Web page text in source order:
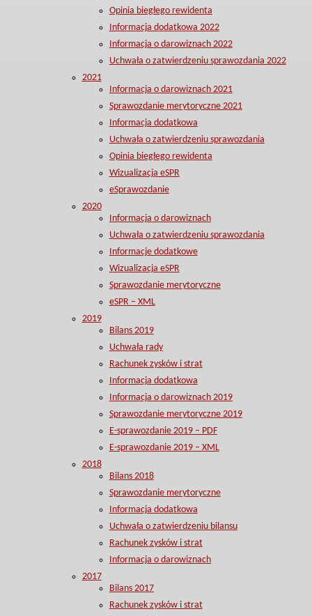
Opinia biegłego rewidenta
Informacja dodatkowa 2022
Informacja o darowiznach 2022
Uchwała o zatwierdzeniu sprawozdania 2022
2021
Informacja o darowiznach 2021
Sprawozdanie merytoryczne 2021
Informacja dodatkowa
Uchwała o zatwierdzeniu sprawozdania
Opinia biegłego rewidenta
Wizualizacja eSPR
eSprawozdanie
2020
Informacja o darowiznach
Uchwała o zatwierdzeniu sprawozdania
Informacje dodatkowe
Wizualizacja eSPR
Sprawozdanie merytoryczne
eSPR – XML
2019
Bilans 2019
Uchwała rady
Rachunek zysków i strat
Informacja dodatkowa
Informacja o darowiznach 2019
Sprawozdanie merytoryczne 2019
E-sprawozdanie 2019 – PDF
E-sprawozdanie 2019 – XML
2018
Bilans 2018
Sprawozdanie merytoryczne
Informacja dodatkowa
Uchwała o zatwierdzeniu bilansu
Rachunek zysków i strat
Informacja o darowiznach
2017
Bilans 2017
Rachunek zysków i strat